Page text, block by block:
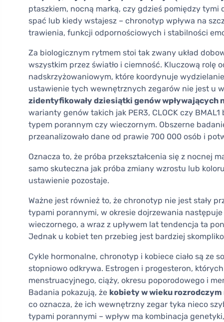
ptaszkiem, nocną marką, czy gdzieś pomiędzy
spać lub kiedy wstajesz – chronotyp wpływa na
trawienia, funkcji odpornościowych i stabilności
Za biologicznym rytmem stoi tak zwany układ
wszystkim przez światło i ciemność. Kluczową rolę
nadskrzyżowaniowym, które koordynuje
ustawienie tych wewnętrznych zegarów nie jest u
zidentyfikowały dziesiątki genów wpływających
warianty genów takich jak PER3, CLOCK czy
typem porannym czy wieczornym. Obszerne
przeanalizowało dane od prawie 700 000 osób i
Oznacza to, że próba przekształcenia się z nocnej
samo skuteczna jak próba zmiany wzrostu lub
ustawienie pozostaje.
Ważne jest również to, że chronotyp nie jest stały
typami porannymi, w okresie dojrzewania
wieczornego, a wraz z upływem lat tendencja ta
Jednak u kobiet ten przebieg jest bardziej
Cykle hormonalne, chronotyp i kobiece ciało są ze
stopniowo odkrywa. Estrogen i progesteron,
menstruacyjnego, ciąży, okresu poporodowego i
Badania pokazują, że kobiety w wieku
co oznacza, że ich wewnętrzny zegar tyka nieco
typami porannymi – wpływ ma kombinacja